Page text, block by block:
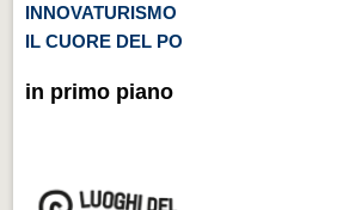
INNOVATURISMO
IL CUORE DEL PO
in primo piano